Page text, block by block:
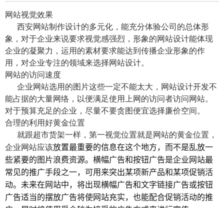
网站视觉效果
西安网站制作设计的多元化，能充分体验公司的总体形
象，对于企业来说要求视觉感强烈，形象的网站设计能体现
企业的凝聚力，运用的素材要求能达到传播企业形象的作
用，对企业专注的领域来选择网站设计。
网站的访问速度
企业网站选用的图片这些一定不能太大，网站设计开发不
能占据的大量网络，以便满足使用上网的访问者访问网站。
对于预算充足的企业，尽量不要贪图便宜选择廉价空间。
合理的利用好黄金位置
就跟超市货架一样，第一视觉位置就是网站的黄金位置，
企业网站应该放置最重要的信息在这个地方，而不是乱放一
些紧要的图片浪费资源。横幅广告和按钮广告是企业网站最
常见的推广手段之一，可用来突出某项新产品和某项促销活
动。未来在网站中，将出现横幅广告和文字链接广告或按钮
广告适当的摆放广告将使网站充实，也能配合促销活动的推